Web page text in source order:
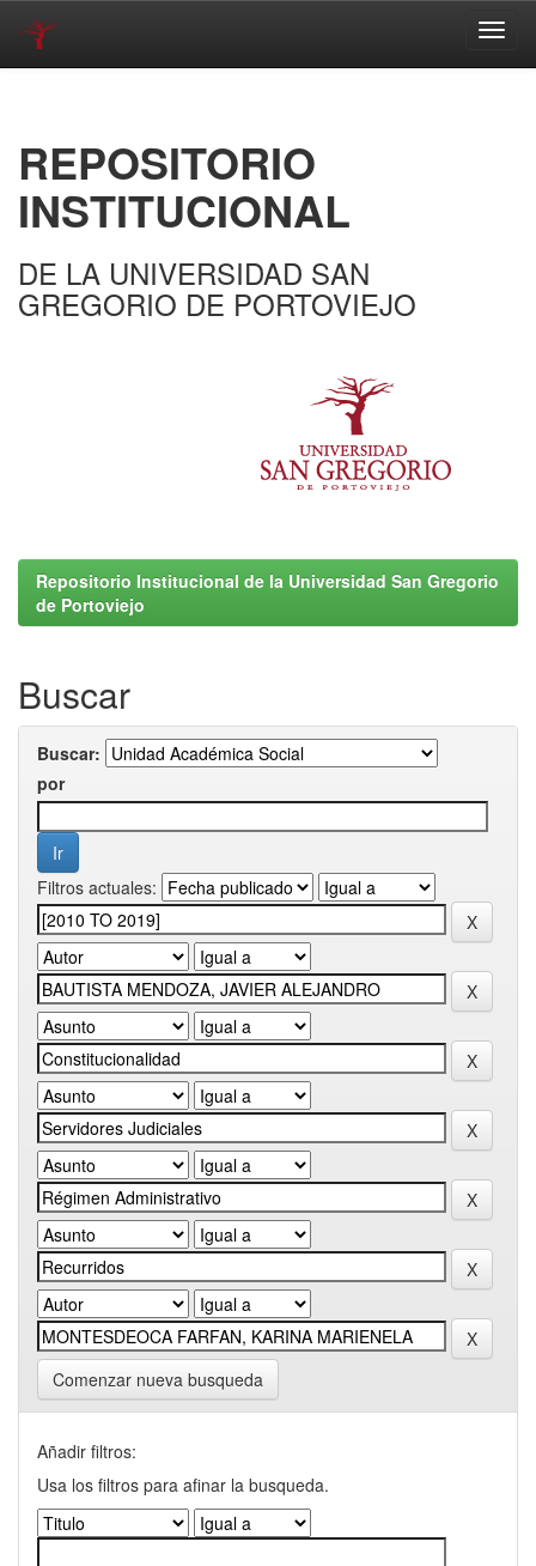
REPOSITORIO
INSTITUCIONAL
DE LA UNIVERSIDAD SAN
GREGORIO DE PORTOVIEJO
Repositorio Institucional de la Universidad San Gregorio
de Portoviejo
Buscar
Buscar:
por
Filtros actuales:
Comenzar nueva busqueda
Añadir filtros:
Usa los filtros para afinar la busqueda.